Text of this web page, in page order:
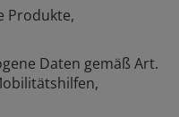
Produkte,
Daten gemäß Art.